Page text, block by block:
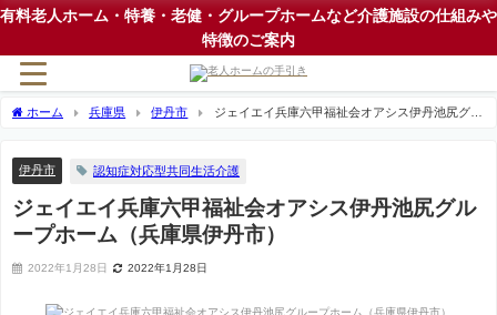
有料老人ホーム・特養・老健・グループホームなど介護施設の仕組みや
特徴のご案内
ホーム 兵庫県 伊丹市
ジェイエイ兵庫六甲福祉会オアシス伊丹池尻グル
伊丹市 認知症対応型共同生活介護
ジェイエイ兵庫六甲福祉会オアシス伊丹池尻グル
ープホーム（兵庫県伊丹市）
2022年1月28日 2022年1月28日